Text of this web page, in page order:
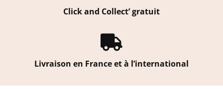
Click and Collect’ gratuit

Livraison en France et à l’international